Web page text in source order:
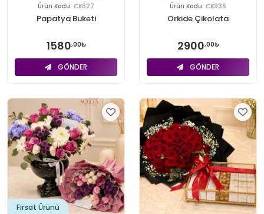
Ürün Kodu: CK827
Papatya Buketi
1580,00₺
GÖNDER
Ürün Kodu: CK936
Orkide Çikolata
2900,00₺
GÖNDER
Fırsat Ürünü